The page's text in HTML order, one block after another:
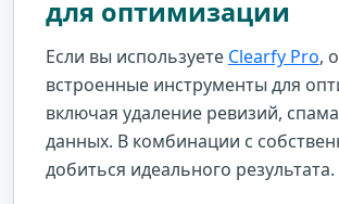
для оптимизации
Если вы используете Clearfy Pro,
встроенные инструменты для
включая удаление ревизий,
данных. В комбинации с
добиться идеального результата.